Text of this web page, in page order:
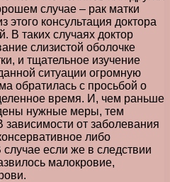
случае – рак матки
этого консультация доктора
В таких случаях доктор
слизистой оболочке
и тщательное изучение
ситуации огромную
обратилась с просьбой о
время. И, чем раньше
нужные меры, тем
от заболевания
либо
если же в следствии
малокровие,